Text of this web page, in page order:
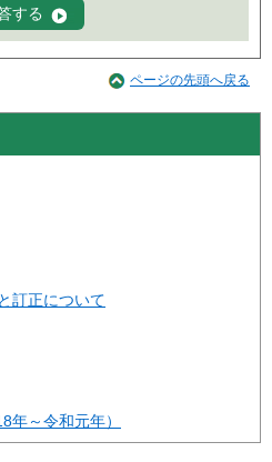
ページの先頭へ戻る
訂正について
年～令和元年）